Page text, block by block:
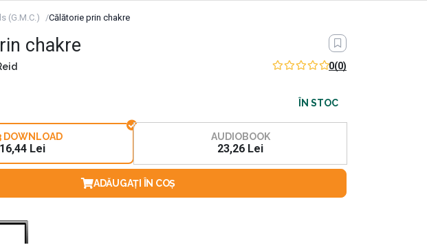
(G.M.C.) Călătorie prin chakre
chakre
0(0)
ÎN STOC
DOWNLOAD
16,44 Lei
AUDIOBOOK
23,26 Lei
ADĂUGAȚI ÎN COȘ